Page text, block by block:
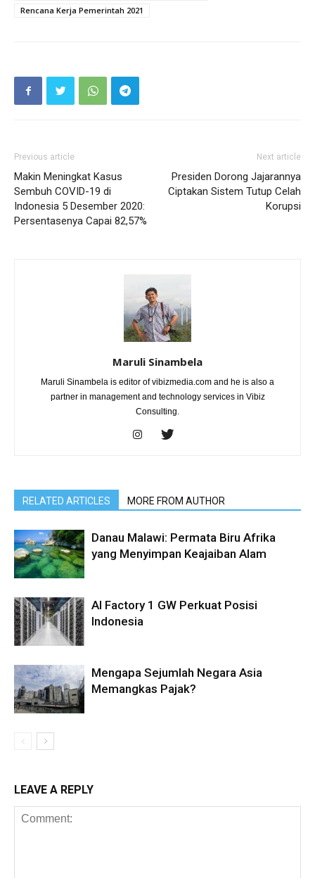
Rencana Kerja Pemerintah 2021
Previous article
Makin Meningkat Kasus
Sembuh COVID-19 di
Indonesia 5 Desember 2020:
Persentasenya Capai 82,57%
Next article
Presiden Dorong Jajarannya
Ciptakan Sistem Tutup Celah
Korupsi
Maruli Sinambela
Maruli Sinambela is editor of vibizmedia.com and he is also a
partner in management and technology services in Vibiz
Consulting.
RELATED ARTICLES MORE FROM AUTHOR
Danau Malawi: Permata Biru Afrika
yang Menyimpan Keajaiban Alam
AI Factory 1 GW Perkuat Posisi
Indonesia
Mengapa Sejumlah Negara Asia
Memangkas Pajak?
LEAVE A REPLY